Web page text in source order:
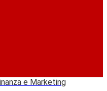
e Marketing